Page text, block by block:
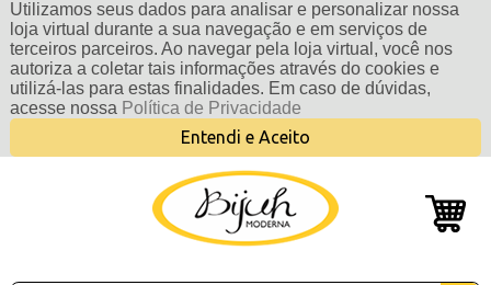
Utilizamos seus dados para analisar e personalizar nossa
loja virtual durante a sua navegação e em serviços de
terceiros parceiros. Ao navegar pela loja virtual, você nos
autoriza a coletar tais informações através do cookies e
utilizá-las para estas finalidades. Em caso de dúvidas,
acesse nossa Política de Privacidade
Entendi e Aceito